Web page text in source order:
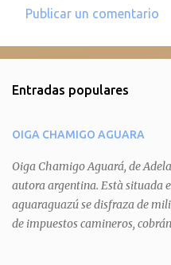
e
t
a
r
i
o
Publicar un comentario
Entradas populares
OIGA CHAMIGO AGUARA
Oiga Chamigo Aguará, de
autora argentina. Està situada
aguaraguazú se disfraza de
de impuestos camineros,